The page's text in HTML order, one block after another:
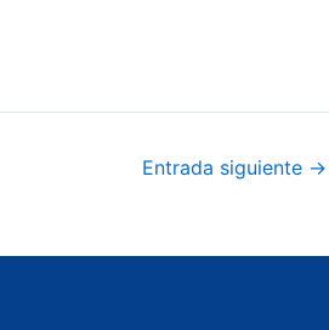
Entrada siguiente →